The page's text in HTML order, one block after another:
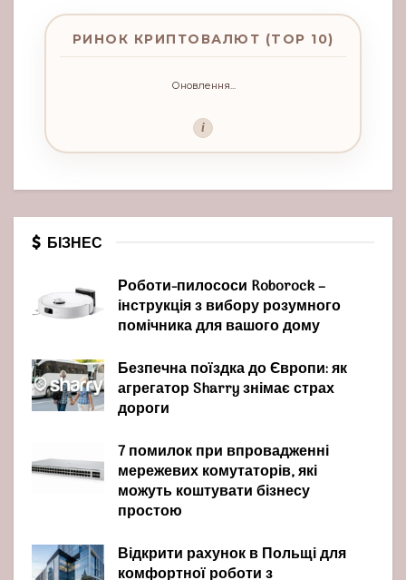
РИНОК КРИПТОВАЛЮТ (TOP 10)
Оновлення...
i
БІЗНЕС
Роботи-пилососи Roborock –
інструкція з вибору розумного
помічника для вашого дому
Безпечна поїздка до Європи: як
агрегатор Sharry знімає страх
дороги
7 помилок при впровадженні
мережевих комутаторів, які
можуть коштувати бізнесу
простою
Відкрити рахунок в Польщі для
комфортної роботи з